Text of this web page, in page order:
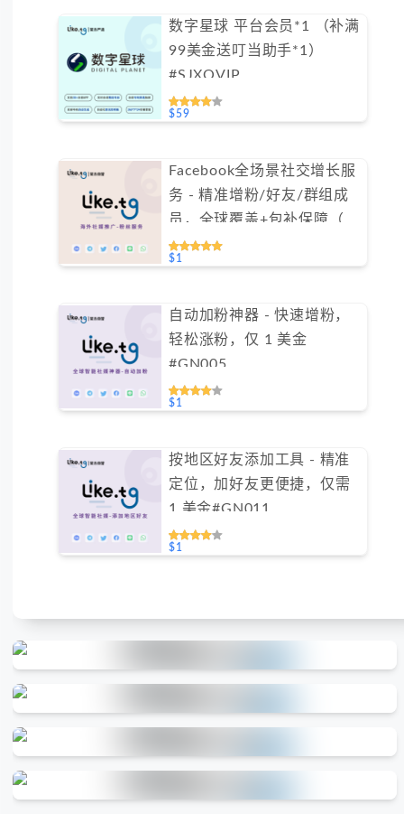
数字星球 平台会员*1 （补满
99美金送叮当助手*1）
#SJXQVIP
$59
Facebook全场景社交增长服
务 - 精准增粉/好友/群组成
员，全球覆盖+包补保障（不
支持免费测试）
$1
自动加粉神器 - 快速增粉，
轻松涨粉，仅 1 美金
#GN005
$1
按地区好友添加工具 - 精准
定位，加好友更便捷，仅需
1 美金#GN011
$1